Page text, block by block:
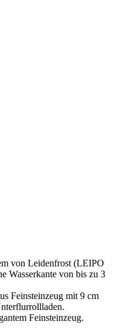
von Leidenfrost (LEIPO
Wasserkante von bis zu 3
Feinsteinzeug mit 9 cm
Feinsteinzeug.